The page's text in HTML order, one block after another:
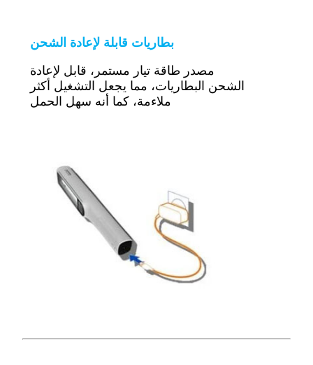
بطاريات قابلة لإعادة الشحن
مصدر طاقة تيار مستمر، قابل لإعادة
الشحن البطاريات، مما يجعل التشغيل أكثر
ملاءمة، كما أنه سهل الحمل